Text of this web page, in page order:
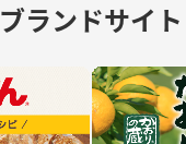
ブランドサイト